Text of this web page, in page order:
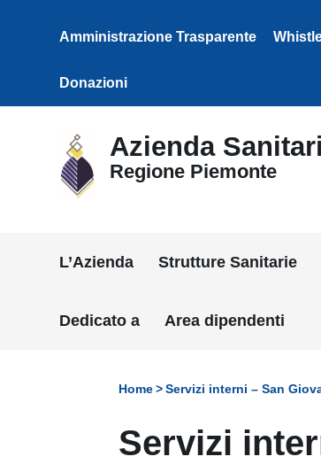
Vai al menu di navigazione
Amministrazione Trasparente
Donazioni
Azienda
Regione Piemonte
L’Azienda Strutture Sanitarie
Dedicato a Area dipendenti
Home Servizi interni – San
Servizi